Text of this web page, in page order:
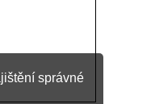
správné